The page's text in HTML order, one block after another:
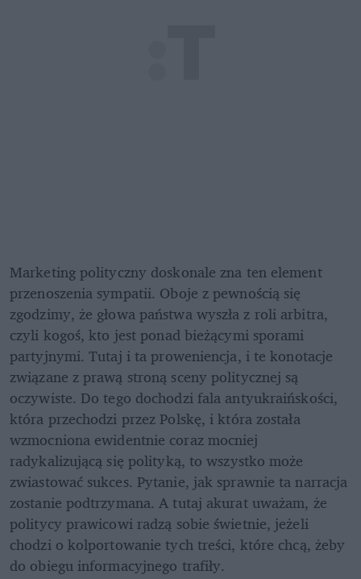
Marketing polityczny doskonale zna ten element
przenoszenia sympatii. Oboje z pewnością się
zgodzimy, że głowa państwa wyszła z roli arbitra,
czyli kogoś, kto jest ponad bieżącymi sporami
partyjnymi. Tutaj i ta proweniencja, i te konotacje
związane z prawą stroną sceny politycznej są
oczywiste. Do tego dochodzi fala antyukraińskości,
która przechodzi przez Polskę, i która została
wzmocniona ewidentnie coraz mocniej
radykalizującą się polityką, to wszystko może
zwiastować sukces. Pytanie, jak sprawnie ta narracja
zostanie podtrzymana. A tutaj akurat uważam, że
politycy prawicowi radzą sobie świetnie, jeżeli
chodzi o kolportowanie tych treści, które chcą, żeby
do obiegu informacyjnego trafiły.